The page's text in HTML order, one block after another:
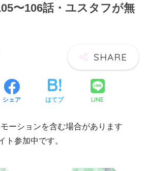
〜106話・ユスタフが無
シェア はてブ LINE
ーションを含む場合があります
参加中です。